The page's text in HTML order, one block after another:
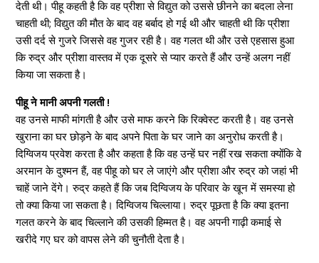
देती थी। पीहू कहती है कि वह प्रीशा से विद्युत को उससे छीनने का बदला लेना
चाहती थी; विद्युत की मौत के बाद वह बर्बाद हो गई थी और चाहती थी कि प्रीशा
उसी दर्द से गुजरे जिससे वह गुजर रही है। वह गलत थी और उसे एहसास हुआ
कि रुद्र और प्रीशा वास्तव में एक दूसरे से प्यार करते हैं और उन्हें अलग नहीं
किया जा सकता है।
पीहू ने मानी अपनी गलती !
वह उनसे माफी मांगती है और उसे माफ करने कि रिक्वेस्ट करती है। वह उनसे
खुराना का घर छोड़ने के बाद अपने पिता के घर जाने का अनुरोध करती है।
दिग्विजय प्रवेश करता है और कहता है कि वह उन्हें घर नहीं रख सकता क्योंकि वे
अरमान के दुश्मन हैं, वह पीहू को घर ले जाएंगे और प्रीशा और रुद्र को जहां भी
चाहें जाने देंगे। रुद्र कहते हैं कि जब दिग्विजय के परिवार के खून में समस्या हो
तो क्या किया जा सकता है। दिग्विजय चिल्लाया। रुद्र पूछता है कि क्या इतना
गलत करने के बाद चिल्लाने की उसकी हिम्मत है। वह अपनी गाढ़ी कमाई से
खरीदे गए घर को वापस लेने की चुनौती देता है।